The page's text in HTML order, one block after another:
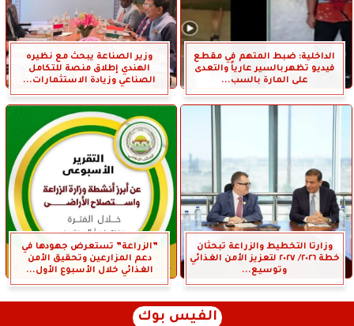
الداخلية: ضبط المتهم في مقطع
فيديو تظهربالسير عارياً والتعدى
على المارة بالسب...
وزير الصناعة يبحث مع نظيره
الهندي إطلاق منصة للتكامل
الصناعي وزيادة الاستثمارات...
وزارتا التخطيط والزراعة تبحثان
خطة ٢٠٢٦/ ٢٠٢٧ لتعزيز الأمن الغذائي
وتوسيع...
”الزراعة” تستعرض جهودها في
دعم المزارعين وتحقيق الأمن
الغذائي خلال الأسبوع الأول...
الفيس بوك